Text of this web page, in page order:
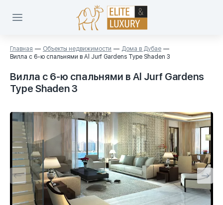
Главная Объекты недвижимости
Дома в Дубае
Вилла с 6-ю спальнями в Al Jurf Gardens Type Shaden 3
Вилла с 6-ю спальнями в Al Jurf Gardens
Type Shaden 3